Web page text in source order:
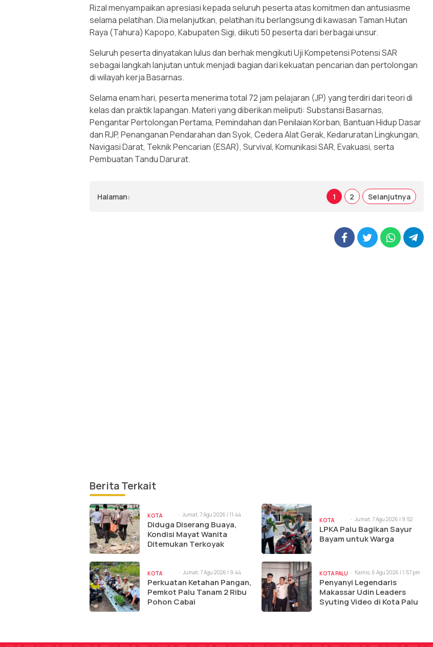
Rizal menyampaikan apresiasi kepada seluruh peserta atas komitmen dan antusiasme
selama pelatihan. Dia melanjutkan, pelatihan itu berlangsung di kawasan Taman Hutan
Raya (Tahura) Kapopo, Kabupaten Sigi, diikuti 50 peserta dari berbagai unsur.
Seluruh peserta dinyatakan lulus dan berhak mengikuti Uji Kompetensi Potensi SAR
sebagai langkah lanjutan untuk menjadi bagian dari kekuatan pencarian dan pertolongan
di wilayah kerja Basarnas.
Selama enam hari, peserta menerima total 72 jam pelajaran (JP) yang terdiri dari teori di
kelas dan praktik lapangan. Materi yang diberikan meliputi: Substansi Basarnas,
Pengantar Pertolongan Pertama, Pemindahan dan Penilaian Korban, Bantuan Hidup Dasar
dan RJP, Penanganan Pendarahan dan Syok, Cedera Alat Gerak, Kedaruratan Lingkungan,
Navigasi Darat, Teknik Pencarian (ESAR), Survival, Komunikasi SAR, Evakuasi, serta
Pembuatan Tandu Darurat.
Halaman: 1 2 Selanjutnya
Berita Terkait
KOTA
PALU
Jumat, 7 Agu 2026 | 11:44
am
Diduga Diserang Buaya,
Kondisi Mayat Wanita
Ditemukan Terkoyak
KOTA
PALU
Jumat, 7 Agu 2026 | 9:52
am
LPKA Palu Bagikan Sayur
Bayam untuk Warga
KOTA
PALU
Jumat, 7 Agu 2026 | 9:44
am
Perkuatan Ketahan Pangan,
Pemkot Palu Tanam 2 Ribu
Pohon Cabai
KOTA PALU Kamis, 6 Agu 2026 | 1:57 pm
Penyanyi Legendaris
Makassar Udin Leaders
Syuting Video di Kota Palu